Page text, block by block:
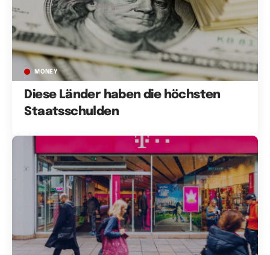
MONEY
Diese Länder haben die höchsten
Staatsschulden